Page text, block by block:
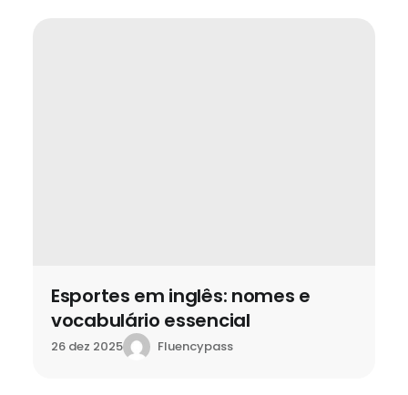
Esportes em inglês: nomes e
vocabulário essencial
26 dez 2025 Fluencypass